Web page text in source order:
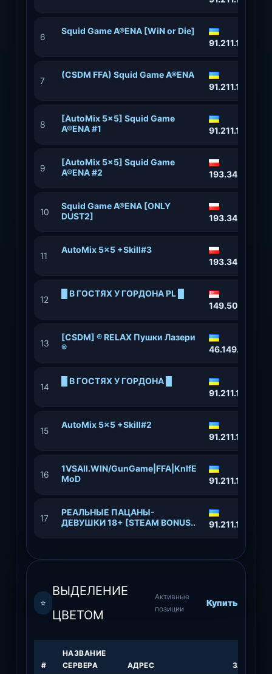
6
Squid Game A®ENA [WiN or Die]
7
(CSDM FFA) Squid Game A®ENA
8
[AutoMix 5x5] Squid Game
A®ENA #1
9
[AutoMix 5x5] Squid Game
A®ENA #2
10
Squid Game A®ENA [ONLY
DUST2]
11
AutoMix 5x5 +Skill#3
12
█ В ГОСТЯХ У ГОРДОНА PL █
13
[CSDM] ® RELAX Пушки Лазери
®
14
█ В ГОСТЯХ У ГОРДОНА █
15
AutoMix 5x5 +Skill#2
16
1VSAll.WIN/GunGame|FFA|KnIfE
MoD
17
РЕАЛЬНЫЕ ПАЦАНЫ-
ДЕВУШКИ 18+ [STEAM BONUS..
⭐
ВЫДЕЛЕНИЕ
ЦВЕТОМ
Активные
позиции
Купить
#
НАЗВАНИЕ
СЕРВЕРА
АДРЕС